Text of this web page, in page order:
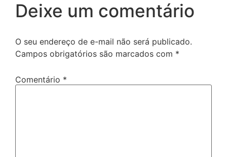
Deixe um comentário
O seu endereço de e-mail não será publicado.
Campos obrigatórios são marcados com *
Comentário *